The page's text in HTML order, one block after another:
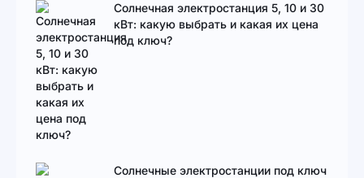
Солнечная электростанция 5, 10 и 30
кВт: какую выбрать и какая их цена
под ключ?
Солнечные электростанции под ключ